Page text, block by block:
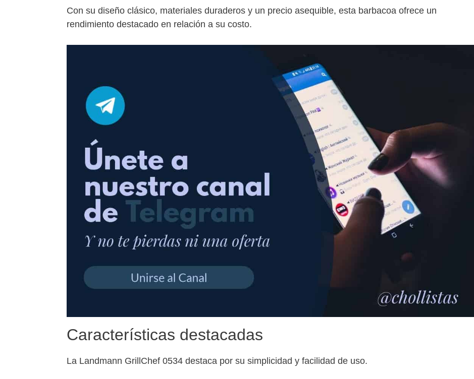
Con su diseño clásico, materiales duraderos y un precio asequible, esta barbacoa ofrece un
rendimiento destacado en relación a su costo.
Características destacadas
La Landmann GrillChef 0534 destaca por su simplicidad y facilidad de uso.